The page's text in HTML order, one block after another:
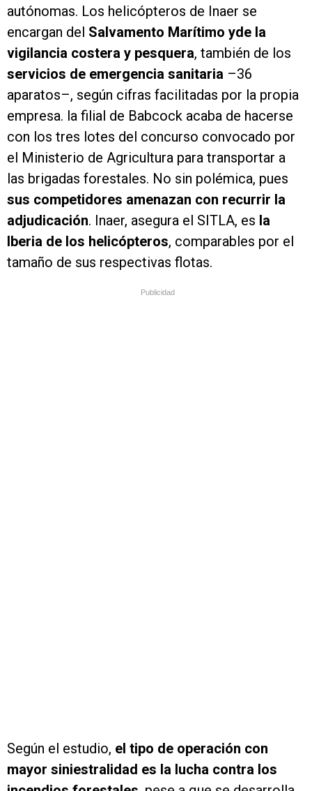
autónomas. Los helicópteros de Inaer se
encargan del Salvamento Marítimo yde la
vigilancia costera y pesquera, también de los
servicios de emergencia sanitaria –36
aparatos–, según cifras facilitadas por la propia
empresa. la filial de Babcock acaba de hacerse
con los tres lotes del concurso convocado por
el Ministerio de Agricultura para transportar a
las brigadas forestales. No sin polémica, pues
sus competidores amenazan con recurrir la
adjudicación. Inaer, asegura el SITLA, es la
Iberia de los helicópteros, comparables por el
tamaño de sus respectivas flotas.
Publicidad
Según el estudio, el tipo de operación con
mayor siniestralidad es la lucha contra los